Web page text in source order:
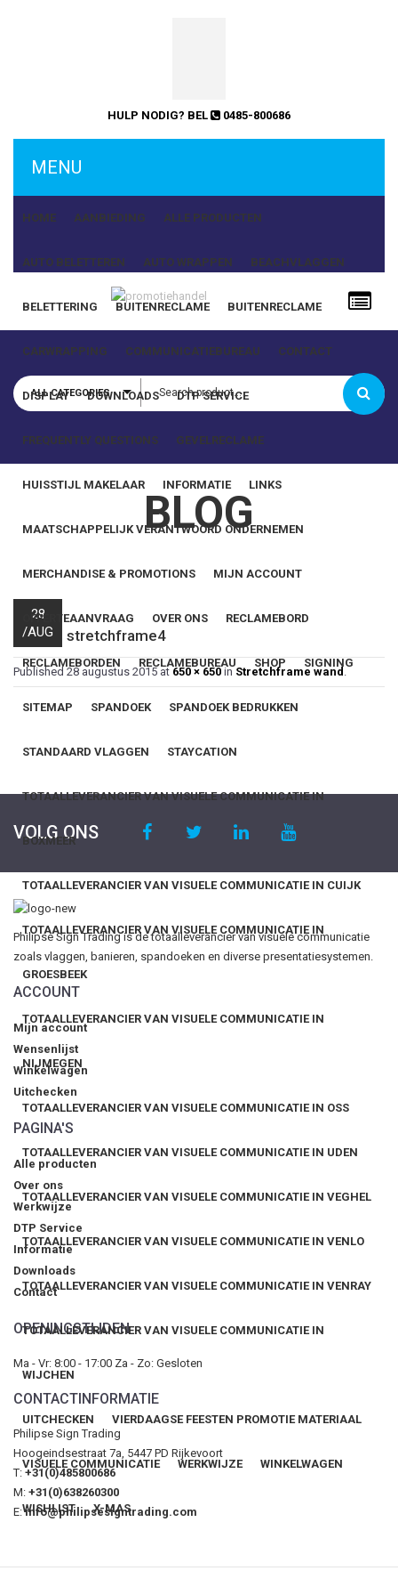
HULP NODIG? BEL 0485-800686
MENU
HOME AANBIEDING ALLE PRODUCTEN
AUTO BELETTEREN AUTO WRAPPEN BEACHVLAGGEN
BELETTERING BUITENRECLAME BUITENRECLAME
CARWRAPPING COMMUNICATIEBUREAU CONTACT
DISPLAY DOWNLOADS DTP SERVICE
FREQUENTLY QUESTIONS GEVELRECLAME
HUISSTIJL MAKELAAR INFORMATIE LINKS
MAATSCHAPPELIJK VERANTWOORD ONDERNEMEN
MERCHANDISE & PROMOTIONS MIJN ACCOUNT
OFFERTEAANVRAAG OVER ONS RECLAMEBORD
RECLAMEBORDEN RECLAMEBUREAU SHOP SIGNING
SITEMAP SPANDOEK SPANDOEK BEDRUKKEN
STANDAARD VLAGGEN STAYCATION
TOTAALLEVERANCIER VAN VISUELE COMMUNICATIE IN
BOXMEER
TOTAALLEVERANCIER VAN VISUELE COMMUNICATIE IN CUIJK
TOTAALLEVERANCIER VAN VISUELE COMMUNICATIE IN
GROESBEEK
TOTAALLEVERANCIER VAN VISUELE COMMUNICATIE IN
NIJMEGEN
TOTAALLEVERANCIER VAN VISUELE COMMUNICATIE IN OSS
TOTAALLEVERANCIER VAN VISUELE COMMUNICATIE IN UDEN
TOTAALLEVERANCIER VAN VISUELE COMMUNICATIE IN VEGHEL
TOTAALLEVERANCIER VAN VISUELE COMMUNICATIE IN VENLO
TOTAALLEVERANCIER VAN VISUELE COMMUNICATIE IN VENRAY
TOTAALLEVERANCIER VAN VISUELE COMMUNICATIE IN
WIJCHEN
UITCHECKEN VIERDAAGSE FEESTEN PROMOTIE MATERIAAL
VISUELE COMMUNICATIE WERKWIJZE WINKELWAGEN
WISHLIST X-MAS
Wachtwoord
Wachtwoord vergeten?
ALL CATEGORIES
BLOG
28
/AUG stretchframe4
Published 28 augustus 2015 at 650 × 650 in Stretchframe wand .
VOLG ONS
Philipse Sign Trading is de totaalleverancier van visuele communicatie
zoals vlaggen, banieren, spandoeken en diverse presentatiesystemen.
ACCOUNT
Mijn account
Wensenlijst
Winkelwagen
Uitchecken
PAGINA'S
Alle producten
Over ons
Werkwijze
DTP Service
Informatie
Downloads
Contact
OPENINGSTIJDEN
Ma - Vr: 8:00 - 17:00 Za - Zo: Gesloten
CONTACTINFORMATIE
Philipse Sign Trading
Hoogeindsestraat 7a, 5447 PD Rijkevoort
T: +31(0)485800686
M: +31(0)638260300
E:info@philipsesigntrading.com